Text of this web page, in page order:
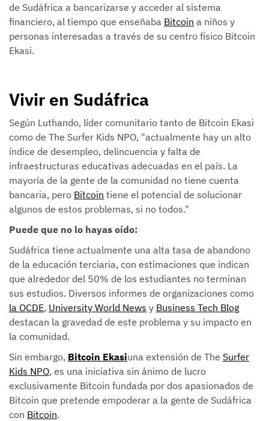
de Sudáfrica a bancarizarse y acceder al sistema
financiero, al tiempo que enseñaba Bitcoin a niños y
personas interesadas a través de su centro físico Bitcoin
Ekasi.
Vivir en Sudáfrica
Según Luthando, líder comunitario tanto de Bitcoin Ekasi
como de The Surfer Kids NPO, "actualmente hay un alto
índice de desempleo, delincuencia y falta de
infraestructuras educativas adecuadas en el país. La
mayoría de la gente de la comunidad no tiene cuenta
bancaria, pero Bitcoin tiene el potencial de solucionar
algunos de estos problemas, si no todos."
Puede que no lo hayas oído:
Sudáfrica tiene actualmente una alta tasa de abandono
de la educación terciaria, con estimaciones que indican
que alrededor del 50% de los estudiantes no terminan
sus estudios. Diversos informes de organizaciones como
la OCDE, University World News y Business Tech Blog
destacan la gravedad de este problema y su impacto en
la comunidad.
Sin embargo, Bitcoin Ekasiuna extensión de The Surfer
Kids NPO, es una iniciativa sin ánimo de lucro
exclusivamente Bitcoin fundada por dos apasionados de
Bitcoin que pretende empoderar a la gente de Sudáfrica
con Bitcoin.